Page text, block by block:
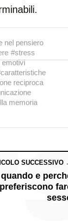
nel pensiero
#stress
emotivi
reciproca
memoria
SUCCESSIVO
e